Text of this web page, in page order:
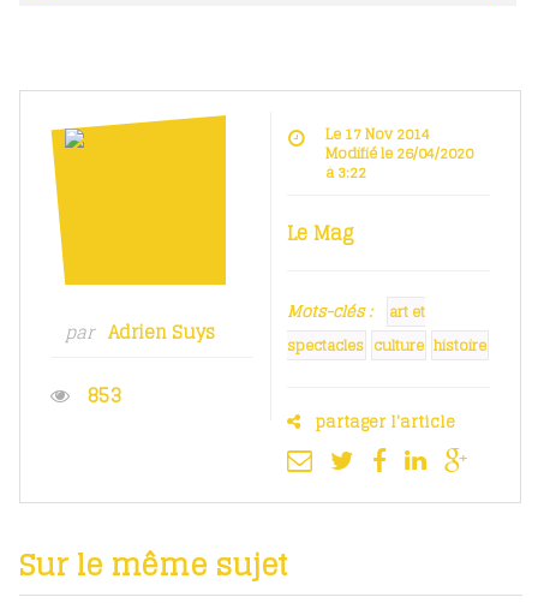
par Adrien Suys
853
Le 17 Nov 2014
Modifié le 26/04/2020
à 3:22
Le Mag
Mots-clés :
art et
spectacles culture histoire
partager l'article
Sur le même sujet